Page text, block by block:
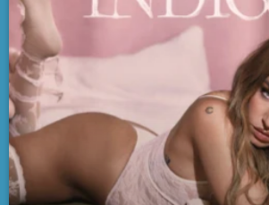
SE VIENE . . .
UNA MAÑANA CUALQUIERA
UN CUENTO ARGENTO
9:30 am - 1:00 pm